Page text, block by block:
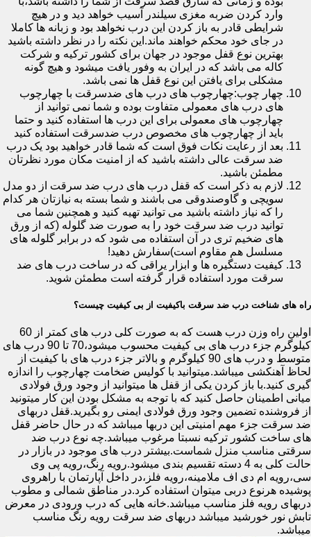
وارد کردن ضربه مغزی سیلندر آسیب خواهد دید و در هیچ
شرایطی قادر به باز کردن این درب نخواهد بود و زبانه ها کاملا
در جای خود محکم خواهند ماند.این نکته را در نظر داشته باشید
بهترین نوع قفل موجود در جهان برای کشور ترکیه و شرکت
کاله می باشد که در ایران به وفور یافت میشود و هیچ گونه
مشکلی برای یافتن این نوع قفل ها نمی باشد.
چهار چوب:چهارچوب های درب های ضدسرقت با چهارچوب
های درب های معمولی متفاوت بوده و شما نمی توانید از
چهارچوب های معمولی برای این درب ها استفاده کنید و حتما
باید از چهارچوب های مخصوص درب ضدسرقت استفاده کنید
بعد از رعایت نکات فوق است که شما قادر خواهید بود یک درب
ضد سرقت عالی داشته باشید که از امنیت مکان مورد نظرتان
مطمئن باشید.
لازم به ذکر است که قفل درب های درب ضد سرقت از دو مدل
سویچی و گاوصندوقی می باشند و شما بسته به نیازتان هر کدام
را که نیاز داشته باشید می توانید تهیه کنید و همچنین شما می
توانید درب ضد سرقت خود را به صورت ضد گلوله (که از ورق
های ضخیم تری در آن استفاده می شود که در برابر گلوله های
مسلسل هم مقاوم است)سفارش دهید!
کیفیت دستگیره ها و ابزار یراقی که در ساخت درب های ضد
سرقت مورد استفاده قرار گرفته است مطمئن شوید.
راه های شناخت درب ضد سرقت باکیفیت از بی کیفیت چیست؟
اولین راه وزن درب هست که به صورت کلی درب های کمتر از 60
کیلوگرم جزء درب های بی کیفیت محسوب میشود،70 تا 90 درب های
متوسط و درب های 90 کیلوگرم و بالاتر جزء درب های با کیفیت از
لحاظ آهنکشی میباشد.میتوانید با کولیس ضخامت چهارچوب را اندازه
گیری کنید.با باز کردن یکی از قفل ها میتوانید از وجود ورق فولادی
میانی اطمینان حاصل کنید که با توجه به مشکل بودن این کار میتونید
از فروشنده تضمین وجود ورق فولادی ایمنی رو بگیرید.قفل دربهای
ضد سرقت جزء مهم امنیتی این دربها میباشد که در حال حاضر قفل
های ساخت کشور ترکیه نسبتا مرغوب میباشد.چه نوع درب ضد
سرقتی مناسب منزل شماست.بیشتر درب های موجود در بازار در
حالت کلی به 4 دسته تقسیم بندی میشود.رویه رنگ،رویه پی وی
سی،رویه ام دی اف ملامینه،رویه فلز،در داخل آپارتمان با راهروی
پوشیده هرنوع دربی میتوان استفاده کرد.در مناطق شمالی و مطوب
دربهای رویه فلز مناسب میباشد.خانه هایی که درب ورودی در معرض
تابش نور خورشید میباشد دربهای ضد سرقت رویه رنگ مناسب
میباشد.